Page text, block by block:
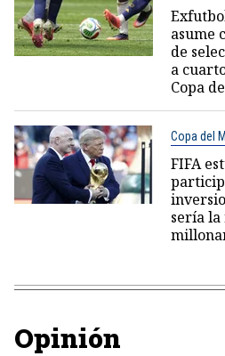
asume
de
a
Copa
Copa del
FIFA
sería
Opinión